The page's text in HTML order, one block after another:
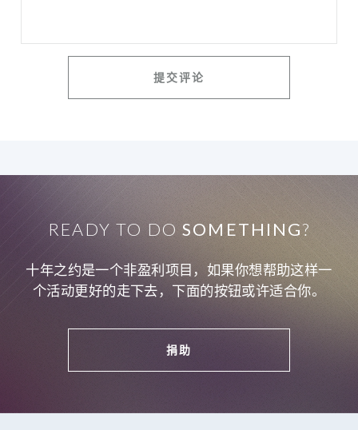
READY TO DOSOMETHING?
十年之约是一个非盈利项目，如果你想帮助这样一
个活动更好的走下去，下面的按钮或许适合你。
捐助